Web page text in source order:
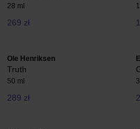
28 ml
269 zł
Ole Henriksen
Truth
50 ml
289 zł